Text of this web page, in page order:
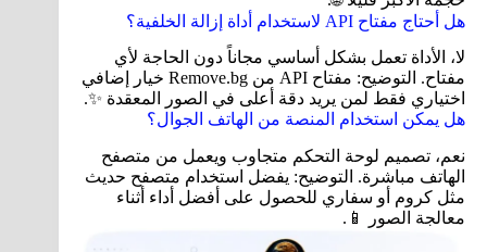
هل أحتاج مفتاح API لاستخدام أداة إزالة الخلفية؟
لا، الأداة تعمل بشكل أساسي مجاناً دون الحاجة لأي
مفتاح. التوضيح: مفتاح API من Remove.bg خيار إضافي
اختياري فقط لمن يريد دقة أعلى في الصور المعقدة ✨.
هل يمكن استخدام المنصة من الهاتف الجوال؟
نعم، تصميم لوحة التحكم متجاوب ويعمل من متصفح
الهاتف مباشرة. التوضيح: يفضل استخدام متصفح حديث
مثل كروم أو سفاري للحصول على أفضل أداء أثناء
معالجة الصور 📱.